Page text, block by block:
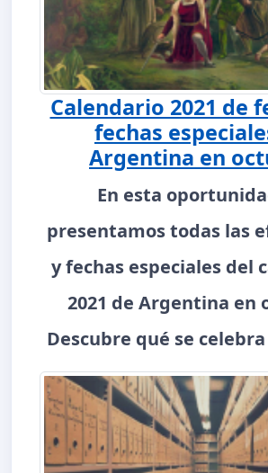
Calendario 2021 de
fechas
Argentina en
En esta
presentamos todas las
y fechas especiales del
2021 de Argentina en
Descubre qué se